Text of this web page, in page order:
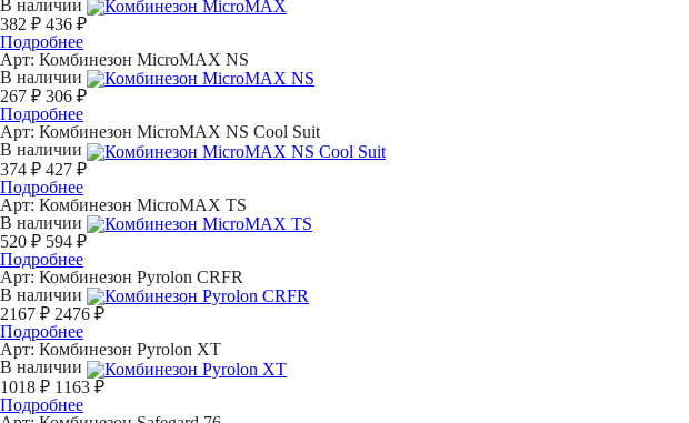
В наличии
382 ₽ 436 ₽
Подробнее
Арт: Комбинезон MicroMAX NS
В наличии
267 ₽ 306 ₽
Подробнее
Арт: Комбинезон MicroMAX NS Cool Suit
В наличии
374 ₽ 427 ₽
Подробнее
Арт: Комбинезон MicroMAX TS
В наличии
520 ₽ 594 ₽
Подробнее
Арт: Комбинезон Pyrolon CRFR
В наличии
2167 ₽ 2476 ₽
Подробнее
Арт: Комбинезон Pyrolon XT
В наличии
1018 ₽ 1163 ₽
Подробнее